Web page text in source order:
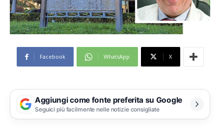
Facebook WhatsApp X
Aggiungi come fonte preferita su Google
Seguici più facilmente nelle notizie consigliate